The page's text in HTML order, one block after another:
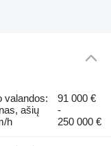
valandos:
ašių
h
91 000 €
-
250 000 €